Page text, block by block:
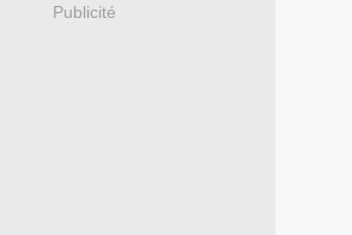
Publicité